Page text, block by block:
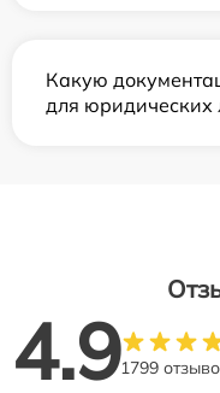
Какую
для юридических
4.91799